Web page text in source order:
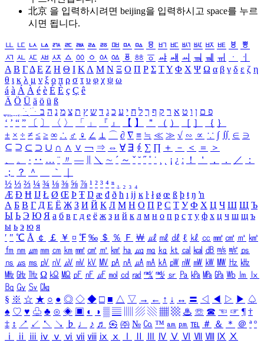
北京 을 입력하시려면 beijing을 입력하시고 space를 누르
시면 됩니다.
ㅥ ㅦ ㅧ ㅨ ㅩ ㅪ ㅫ ㅬ ㅭ ㅮ ㅯ ㅰ ㅱ ㅲ ㅳ ㅴ ㅵ ㅶ ㅷ ㅸ
ㅹ
ㅺ ㅻ ㅼ ㅽ ㅾ ㅿ ㆀ ㆁ ㆂ ㆃ ㆄ ㆅ ㆆ ㆇ ㆈ ㆉ ㆊ ㆋ ㆌ ㆍ
ㆎ
Α Β ΓΔ Ε Ζ Η Θ Ι ΚΛ Μ Ν Ξ Ο Π Ρ Σ ΤΥ Φ Χ Ψ Ω α β γ δ ε ζ η
θ ι κ λ μ ν ξ ο π ρ σ τ υ φ χ ψ ω
á à Á À é è É È ç Ç ê
Ä Ö Ü ä ö ü ß
ִֶֹ ֻּ ׁׂ פ ם ן ו ט א ר ק ף ך ל ח י ע כ ג ד ש ץ ת צ מ נ ה ב
‘ ’ “ ” 〔 〕 〈 〉 「 」 『 』 【 】 ＂ （ ） ［ ］ ｛ ｝
± × ÷ ≠ ≤ ≥ ∞ ∴ ♂ ♀ ∠ ⊥ ⌒ ∂ ∇ ≡ ≒ ≪ ≫ √ ∽ ∝ ∵ ∫ ∬ ∈ ∋
⊆ ⊇ ⊂ ⊃ ∪ ∩ ∧ ∨ ￢ ⇒ ⇔ ∀ ∃ ∮ ∑ ∏ ＋ － ＜ ＝
＞
、
。 · ‥ … ¨ 〃 ― ＼ ∼ ´ ～ ˇ ˘ ˝ ˚ ˙ ¸ ¡ ¿ ː ！ ＇ ， ． ／
：
；
？ ＾ ｀
½ ⅓ ⅔ ¼ ¾ ⅛ ⅜ ⅝ ⅞ ¹ ² ³ ⁴ ⁿ ₁ ₂ ₃ ₄
Æ Ð Ħ Ĳ Ł Ø Œ Þ Ŧ Ŋ æ đ ð ħ ı ĳ ĸ ŀ ł ø œ ß þ ŧ ŋ ŉ
А Б В Г Д Е Ё Ж З И Й К Л М Н О П Р С Т У Ф Х Ц Ч Ш Щ Ъ
Ы Ь Э Ю Я а б в г д е ё ж з и й к л м н о п р с т у ф х ц ч ш щ ъ
ы ь э ю я
′ ″ ℃ Å ￠ ￡ ￥ ¤ ℉ ‰ ＄ ％ Ｆ ￦ ㎕ ㎖ ㎗ ℓ ㎘ ㏄ ㎣ ㎤ ㎥ ㎦
㎙ ㎚ ㎛ ㎜ ㎝ ㎞ ㎟ ㎠ ㎡ ㎢ ㏊ ㎍ ㎎ ㎏ ㏏ ㎈ ㎉ ㏈ ㎧ ㎨ ㎰
㎱ ㎲ ㎳ ㎴ ㎵ ㎶ ㎷ ㎸ ㎹ ㎀ ㎁ ㎂ ㎃ ㎄ ㎺ ㎻ ㎽ ㎾ ㎿ ㎐ ㎑
㎒ ㎓ ㎔ Ω ㏀ ㏁ ㎊ ㎋ ㎌ ㏖ ㏅ ㎭ ㎮ ㎯ ㏛ ㎩ ㎪ ㎫ ㎬ ㏝ ㏐
㏓
㏃ ㏉ ㏜ ㏆
§ ※ ☆ ★ ○ ● ◎ ◇ ◆ □ ■ △ ▽ → ← ↑ ↓ ↔ 〓 ◁ ◀ ▷ ▶ ♤
♠ ♡ ♥ ♧ ♣ ⊙ ◈ ▣ ◐ ◑ ▒ ▤ ▨ ▧ ▦ ▩ ♨ ☏ ☎ ☜ ☞ ¶ †
‡ ↕ ↗ ↙ ↖ ↘ ♭ ♩ ♪ ♬ ㉿ ㈜ № ㏇ ™ ㏂ ㏘ ℡ ＃ ＆ ＊ ＠ ª º
ⅰ
ⅱ ⅲ ⅳ ⅴ ⅵ ⅶ ⅷ ⅸ ⅹ Ⅳ Ⅴ Ⅵ Ⅶ Ⅷ Ⅸ Ⅹ